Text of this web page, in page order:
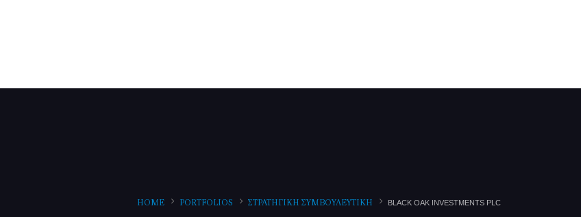
HOME PORTFOLIOS ΣΤΡΑΤΗΓΙΚΗ ΣΥΜΒΟΥΛΕΥΤΙΚΗ BLACK OAK INVESTMENTS PLC